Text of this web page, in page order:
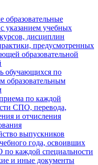
образовательные
указанием учебных
дисциплин
предусмотренных
образовательной
обучающихся по
образовательным
по каждой
СПО, перевода,
и отчисления
выпускников
года, освоивших
каждой специальности
и иные документы